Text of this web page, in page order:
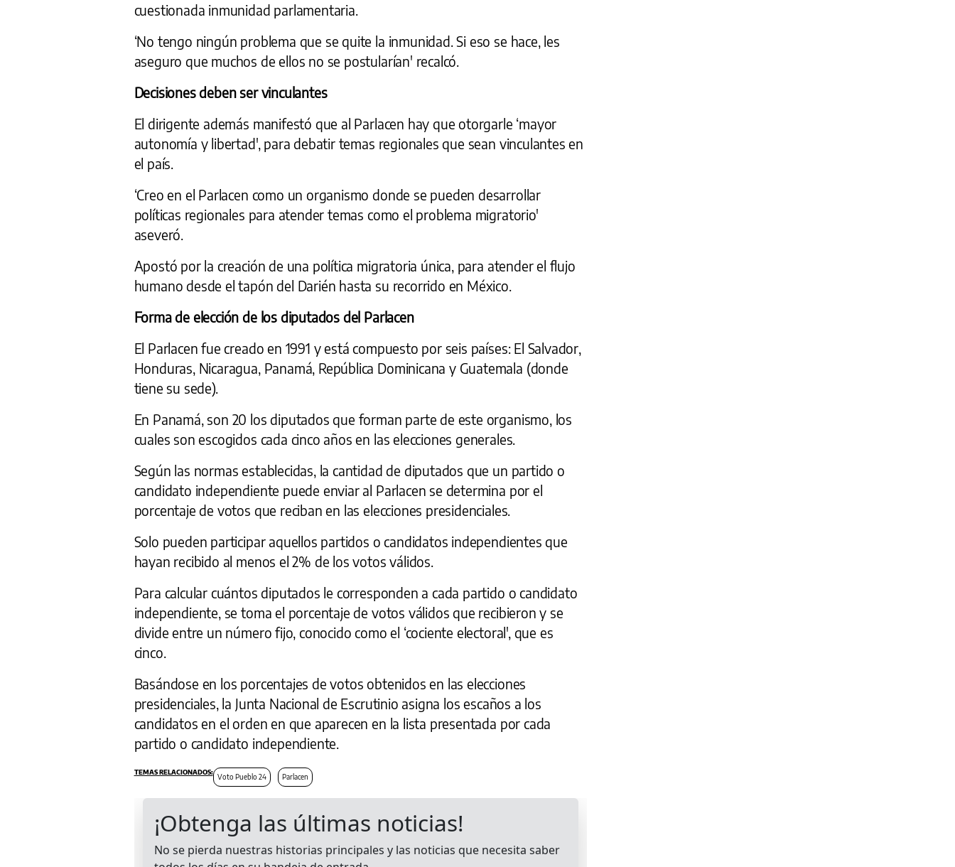
cuestionada inmunidad parlamentaria.
‘No tengo ningún problema que se quite la inmunidad. Si eso se hace, les
aseguro que muchos de ellos no se postularían' recalcó.
Decisiones deben ser vinculantes
El dirigente además manifestó que al Parlacen hay que otorgarle ‘mayor
autonomía y libertad', para debatir temas regionales que sean vinculantes en
el país.
‘Creo en el Parlacen como un organismo donde se pueden desarrollar
políticas regionales para atender temas como el problema migratorio'
aseveró.
Apostó por la creación de una política migratoria única, para atender el flujo
humano desde el tapón del Darién hasta su recorrido en México.
Forma de elección de los diputados del Parlacen
El Parlacen fue creado en 1991 y está compuesto por seis países: El Salvador,
Honduras, Nicaragua, Panamá, República Dominicana y Guatemala (donde
tiene su sede).
En Panamá, son 20 los diputados que forman parte de este organismo, los
cuales son escogidos cada cinco años en las elecciones generales.
Según las normas establecidas, la cantidad de diputados que un partido o
candidato independiente puede enviar al Parlacen se determina por el
porcentaje de votos que reciban en las elecciones presidenciales.
Solo pueden participar aquellos partidos o candidatos independientes que
hayan recibido al menos el 2% de los votos válidos.
Para calcular cuántos diputados le corresponden a cada partido o candidato
independiente, se toma el porcentaje de votos válidos que recibieron y se
divide entre un número fijo, conocido como el ‘cociente electoral', que es
cinco.
Basándose en los porcentajes de votos obtenidos en las elecciones
presidenciales, la Junta Nacional de Escrutinio asigna los escaños a los
candidatos en el orden en que aparecen en la lista presentada por cada
partido o candidato independiente.
Voto Pueblo 24 Parlacen